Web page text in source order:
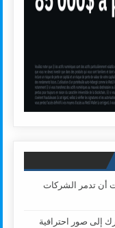
حقيقية كادت أن تدمر الشركات
إلى صور احترافية